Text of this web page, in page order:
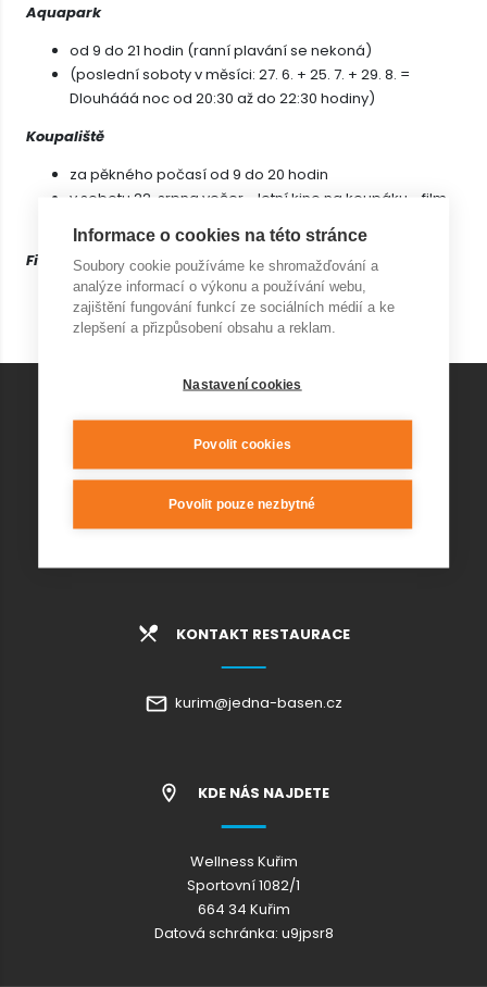
Aquapark
od 9 do 21 hodin (ranní plavání se nekoná)
(poslední soboty v měsíci: 27. 6. + 25. 7. + 29. 8. =
Dlouhááá noc od 20:30 až do 22:30 hodiny)
Koupaliště
za pěkného počasí od 9 do 20 hodin
v sobotu 22. srpna večer - letní kino na koupáku - film
Fitness a relax centrum
všední dny od 9 do 21 hodin (ranní cvičení se nekoná)
víkendy a státní svátky od 10 do 20 hodin
KONTAKT AQUAPARK
+420 541 420 240
KONTAKT RESTAURACE
kurim@jedna-basen.cz
KDE NÁS NAJDETE
Wellness Kuřim
Sportovní 1082/1
664 34 Kuřim
Datová schránka: u9jpsr8
Informace o cookies na této stránce
Soubory cookie používáme ke shromažďování a
analýze informací o výkonu a používání webu,
zajištění fungování funkcí ze sociálních médií a ke
zlepšení a přizpůsobení obsahu a reklam.
Nastavení cookies
Povolit cookies
Povolit pouze nezbytné